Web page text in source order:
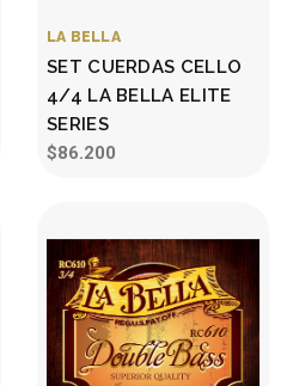
LA BELLA
SET CUERDAS CELLO
4/4 LA BELLA ELITE
SERIES
$86.200